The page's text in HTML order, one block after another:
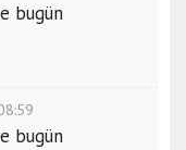
bugün
bugün